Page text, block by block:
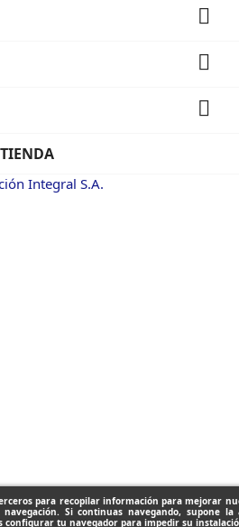
para recopilar información para mejorar
Si continuas navegando, supone la
configurar tu navegador para impedir su



Integral S.A.